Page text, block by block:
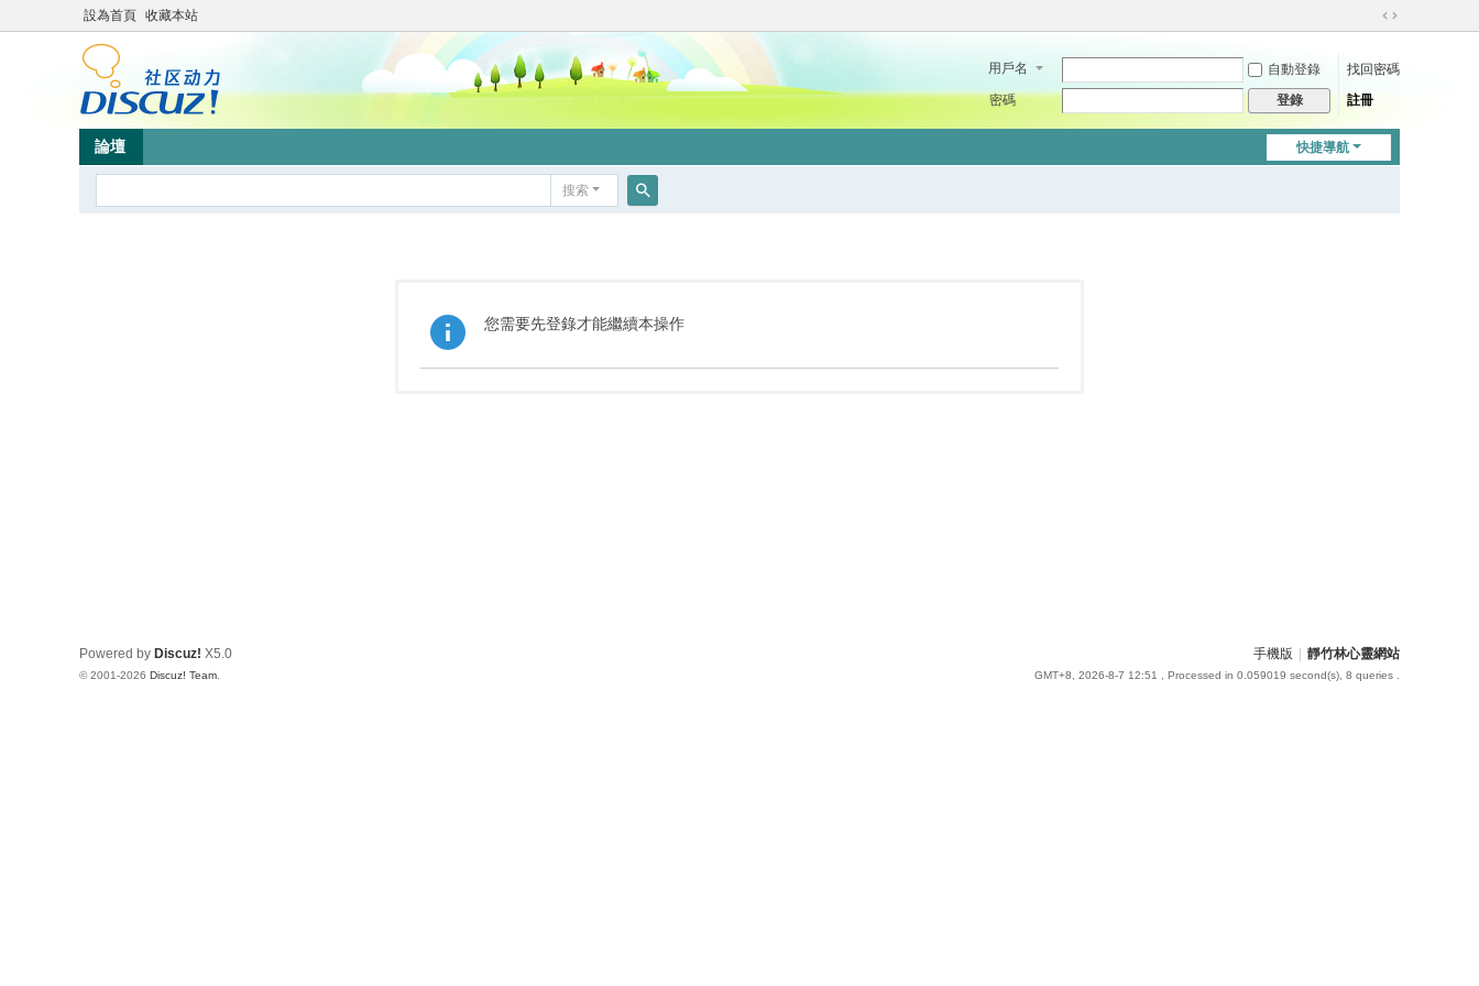
設為首頁 收藏本站
切
到
用戶名 自動登錄
找回密碼
密碼
登錄 註冊
快捷導航
論壇
搜索
您需要先登錄才能繼續本操作
手機版 靜竹林心靈網站
GMT+8, 2026-8-7 12:51 , Processed in 0.059019 second(s), 8 queries .
Powered by Discuz! X5.0
© 2001-2026 Discuz! Team